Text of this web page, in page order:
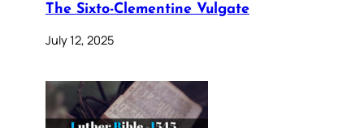
The Sixto-Clementine Vulgate
July 12, 2025